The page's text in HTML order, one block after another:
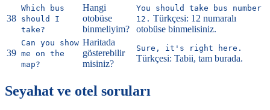
38
Which bus
should I
take?
Hangi
otobüse
binmeliyim?
You should take bus number
12. Türkçesi: 12 numaralı
otobüse binmelisiniz.
39
Can you show
me on the
map?
Haritada
gösterebilir
misiniz?
Sure, it's right here.
Türkçesi: Tabii, tam burada.
Seyahat ve otel soruları